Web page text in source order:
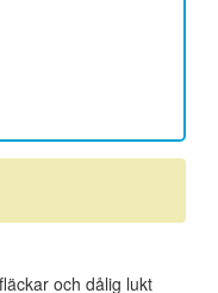
och dålig lukt